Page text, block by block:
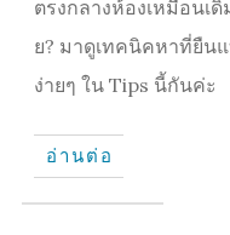
ตรงกลางห้องเหมือนเ
ย? มาดูเทคนิคหาที่ยืน
ง่ายๆ ใน Tips นี้กันค่ะ
อ่านต่อ